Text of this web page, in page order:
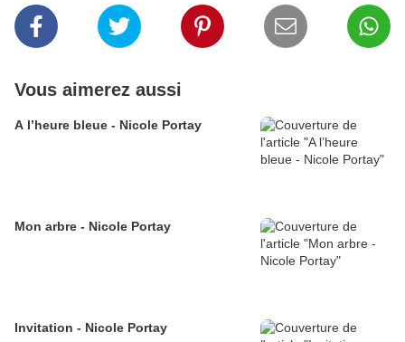
Vous aimerez aussi
A l’heure bleue - Nicole Portay
Mon arbre - Nicole Portay
Invitation - Nicole Portay